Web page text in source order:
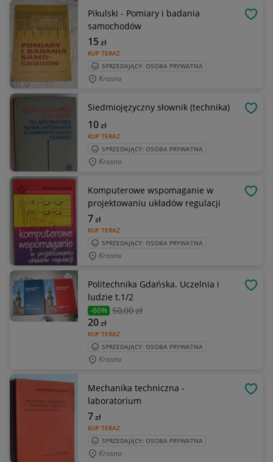
Pikulski - Pomiary i badania
samochodów
KUP TERAZ
15zł
SPRZEDAJĄCY: OSOBA PRYWATNA
Krosno
Siedmiojęzyczny słownik (technika)
KUP TERAZ
10zł
SPRZEDAJĄCY: OSOBA PRYWATNA
Krosno
Komputerowe wspomaganie w
projektowaniu układów regulacji
KUP TERAZ
7zł
SPRZEDAJĄCY: OSOBA PRYWATNA
Krosno
Politechnika Gdańska. Uczelnia i
ludzie t.1/2
-60% 50,00 zł
KUP TERAZ
20zł
SPRZEDAJĄCY: OSOBA PRYWATNA
Krosno
Mechanika techniczna -
laboratorium
KUP TERAZ
7zł
SPRZEDAJĄCY: OSOBA PRYWATNA
Krosno